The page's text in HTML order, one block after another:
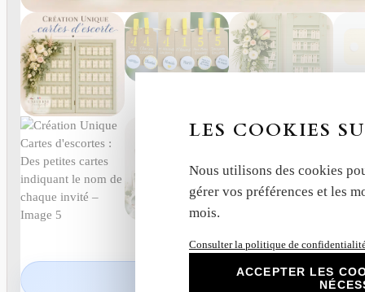
1,50€
LES COOKIES
Nous utilisons des cookies
gérer vos préférences et les
mois.
Consulter la politique de
ACCEPTER LES